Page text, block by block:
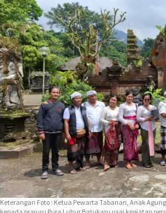
Keterangan Foto : Ketua Pewarta Tabanan, Anak